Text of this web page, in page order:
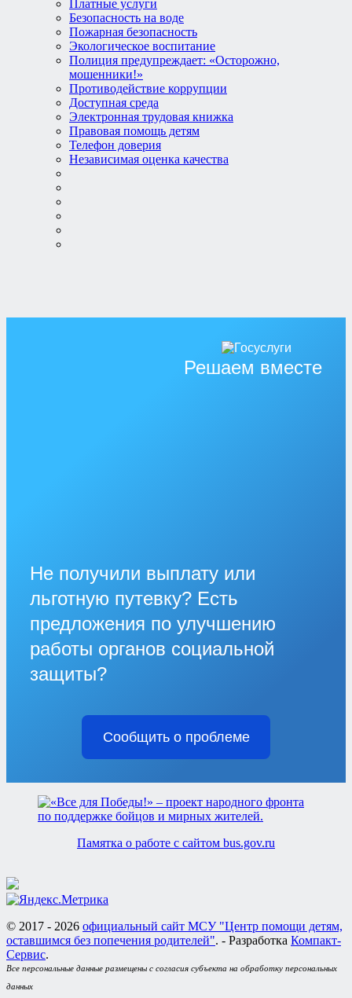
Платные услуги
Безопасность на воде
Пожарная безопасность
Экологическое воспитание
Полиция предупреждает: «Осторожно,
мошенники!»
Противодействие коррупции
Доступная среда
Электронная трудовая книжка
Правовая помощь детям
Телефон доверия
Независимая оценка качества
Решаем вместе
Не получили выплату или
льготную путевку? Есть
предложения по улучшению
работы органов социальной
защиты?
Сообщить о проблеме
Памятка о работе с сайтом bus.gov.ru
© 2017 - 2026 официальный сайт МСУ "Центр помощи детям,
оставшимся без попечения родителей". - Разработка Компакт-
Сервис.
Все персональные данные размещены с согласия субъекта на обработку персональных
данных